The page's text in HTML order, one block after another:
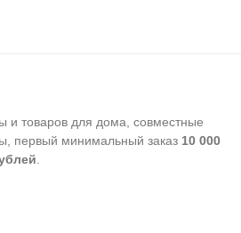
и товаров для дома, совместные
первый минимальный заказ 10 000